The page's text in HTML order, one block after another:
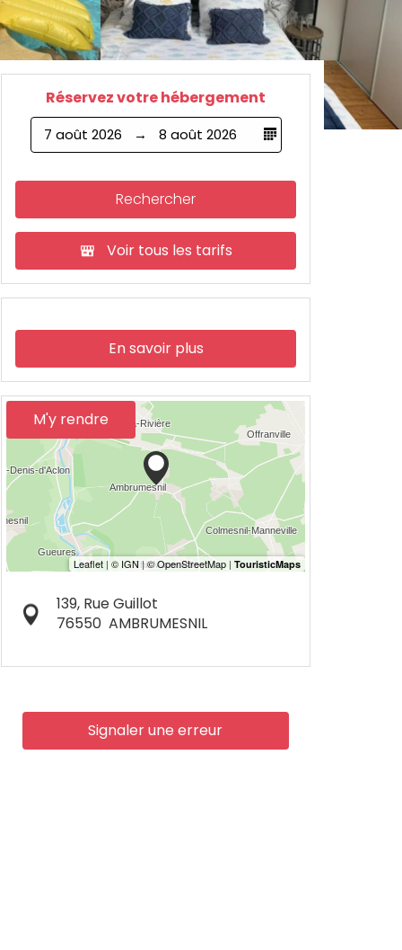
Réservez votre hébergement
7 août 2026 8 août 2026
Rechercher
Voir tous les tarifs
En savoir plus
M'y rendre
139, Rue Guillot
76550 AMBRUMESNIL
Signaler une erreur